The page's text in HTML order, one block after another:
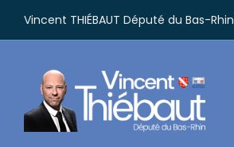
contenu
Vincent THIÉBAUT Député du Bas-Rhin